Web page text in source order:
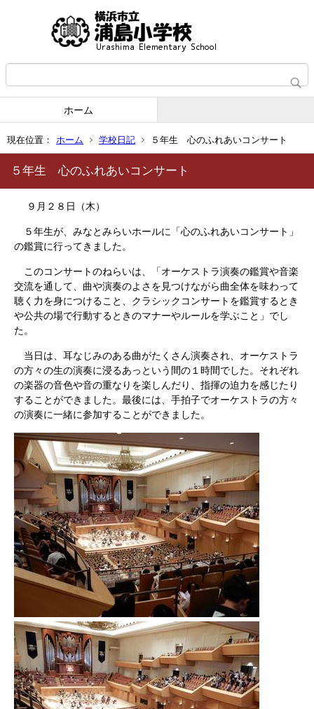
ホーム
現在位置： ホーム 学校日記 ５年生 心のふれあいコンサート
５年生 心のふれあいコンサート
９月２８日（木）
５年生が、みなとみらいホールに「心のふれあいコンサート」
の鑑賞に行ってきました。
このコンサートのねらいは、「オーケストラ演奏の鑑賞や音楽
交流を通して、曲や演奏のよさを見つけながら曲全体を味わって
聴く力を身につけること、クラシックコンサートを鑑賞するとき
や公共の場で行動するときのマナーやルールを学ぶこと」でし
た。
当日は、耳なじみのある曲がたくさん演奏され、オーケストラ
の方々の生の演奏に浸るあっという間の１時間でした。それぞれ
の楽器の音色や音の重なりを楽しんだり、指揮の迫力を感じたり
することができました。最後には、手拍子でオーケストラの方々
の演奏に一緒に参加することができました。